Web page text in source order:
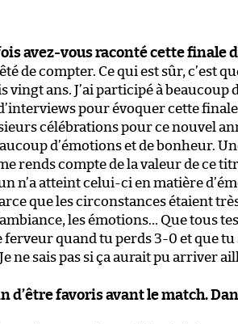
avez-vous raconté cette finale
de compter. Ce qui est sûr, c’est
vingt ans. J’ai participé à beaucoup
pour évoquer cette
célébrations pour ce nouvel
d’émotions et de bonheur.
rends compte de la valeur de ce
n’a atteint celui-ci en matière
que les circonstances étaient
les émotions… Que tous
ferveur quand tu perds 3-0 et que
ne sais pas si ça aurait pu arriver
d’être favoris avant le match.